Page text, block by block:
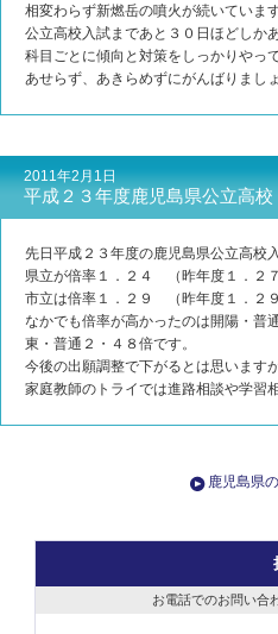
相変わらず新燃岳の噴火が続いていま
公立高校入試まであと３０日ほどしか
科目ごとに傾向と対策をしっかりやっ
あせらず、あきらめずにがんばりまし
2011年2月1日
平成２３年度鹿児島県公立高
先日平成２３年度の鹿児島県公立高校
県立が倍率１．２４ （昨年度１．２
市立は倍率１．２９ （昨年度１．２
なかでも倍率が高かったのは開陽・普
東・普通２・４８倍です。
今後の出願調整で下がるとは思います
家庭教師のトライでは進路相談や学習
鹿児島県
お電話でのお問い合